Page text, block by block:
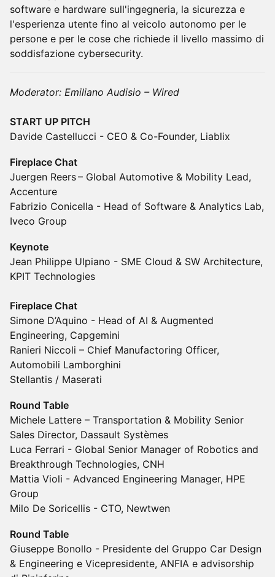
software e hardware sull'ingegneria, la sicurezza e
l'esperienza utente fino al veicolo autonomo per le
persone e per le cose che richiede il livello massimo di
soddisfazione cybersecurity.
Moderator: Emiliano Audisio – Wired
START UP PITCH
Davide Castellucci - CEO & Co-Founder, Liablix
Fireplace Chat
Juergen Reers – Global Automotive & Mobility Lead,
Accenture
Fabrizio Conicella - Head of Software & Analytics Lab,
Iveco Group
Keynote
Jean Philippe Ulpiano - SME Cloud & SW Architecture,
KPIT Technologies
Fireplace Chat
Simone D’Aquino - Head of AI & Augmented
Engineering, Capgemini
Ranieri Niccoli – Chief Manufactoring Officer,
Automobili Lamborghini
Stellantis / Maserati
Round Table
Michele Lattere – Transportation & Mobility Senior
Sales Director, Dassault Systèmes
Luca Ferrari - Global Senior Manager of Robotics and
Breakthrough Technologies, CNH
Mattia Violi - Advanced Engineering Manager, HPE
Group
Milo De Soricellis - CTO, Newtwen
Round Table
Giuseppe Bonollo - Presidente del Gruppo Car Design
& Engineering e Vicepresidente, ANFIA e advisorship